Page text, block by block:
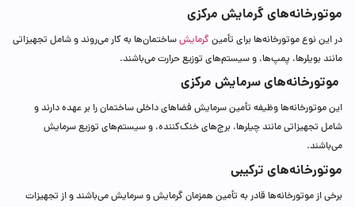
موتورخانه‌های گرمایش مرکزی
در این نوع موتورخانه‌ها برای تأمینگرمایشساختمان‌ها به کار می‌روند و شامل تجهیزاتی
مانند بویلرها، پمپ‌ها، و سیستم‌های توزیع حرارت می‌باشند.
موتورخانه‌های سرمایش مرکزی
این موتورخانه‌ها وظیفه تأمین سرمایش فضاهای داخلی ساختمان را بر عهده دارند و
شامل تجهیزاتی مانند چیلرها، برج‌های خنک‌کننده، و سیستم‌های توزیع سرمایش
می‌باشند.
موتورخانه‌های ترکیبی
برخی از موتورخانه‌ها قادر به تأمین همزمان گرمایش و سرمایش می‌باشند و از تجهیزات